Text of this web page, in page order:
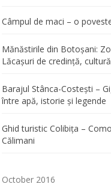
Câmpul de maci – o
Mănăstirile din Botoșani:
Lăcașuri de credință,
Barajul Stânca-Costești –
între apă, istorie și legende
Ghid turistic Colibița –
Călimani
October 2016